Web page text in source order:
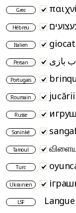
Grec
Hébreu
Italien
Persan بازی
Portugais
Roumain jucării
Russe
Soninké
Tamoul
Turc
Ukrainien
LSF